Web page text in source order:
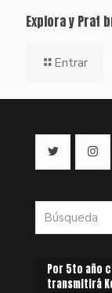
Explora y Prat
Entrar
Por 5to año
transmitirá